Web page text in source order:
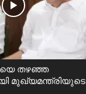
തഴഞ്ഞ
മുഖ്യമന്ത്രിയുടെ